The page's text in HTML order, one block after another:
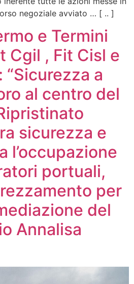
negoziale avviato … [ .. ]
e Termini
Cgil , Fit Cisl e
a
al centro del
sicurezza e
l’occupazione
portuali,
per
del
Annalisa